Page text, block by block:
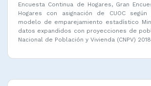
Encuesta Continua de Hogares, Gran
Hogares con asignación de CUOC
modelo de emparejamiento estadístico
datos expandidos con proyecciones de
Nacional de Población y Vivienda (CNPV)